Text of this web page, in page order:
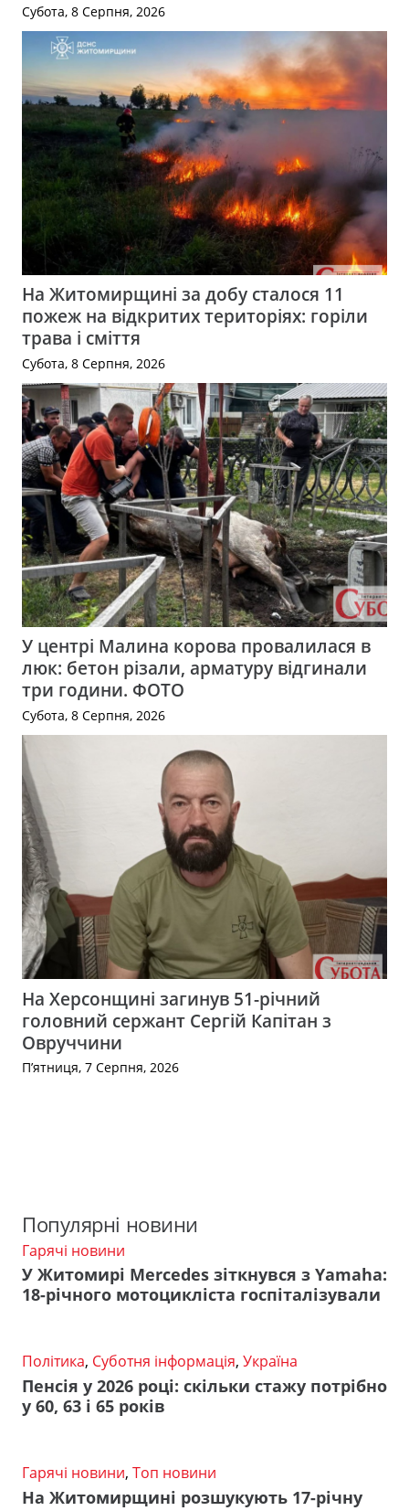
Субота, 8 Серпня, 2026
На Житомирщині за добу сталося 11
пожеж на відкритих територіях: горіли
трава і сміття
Субота, 8 Серпня, 2026
У центрі Малина корова провалилася в
люк: бетон різали, арматуру відгинали
три години. ФОТО
Субота, 8 Серпня, 2026
На Херсонщині загинув 51-річний
головний сержант Сергій Капітан з
Овруччини
П’ятниця, 7 Серпня, 2026
Популярні новини
Гарячі новини
У Житомирі Mercedes зіткнувся з Yamaha:
18-річного мотоцикліста госпіталізували
Політика, Суботня інформація, Україна
Пенсія у 2026 році: скільки стажу потрібно
у 60, 63 і 65 років
Гарячі новини, Топ новини
На Житомирщині розшукують 17-річну